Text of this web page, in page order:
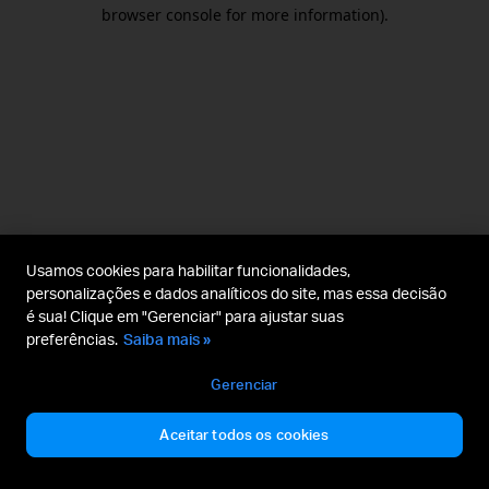
browser console for more information).
Usamos cookies para habilitar funcionalidades,
personalizações e dados analíticos do site, mas essa decisão
é sua! Clique em "Gerenciar" para ajustar suas
preferências. Saiba mais »
Gerenciar
Aceitar todos os cookies